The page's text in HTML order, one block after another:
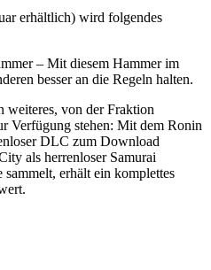
erhältlich) wird folgendes
– Mit diesem Hammer im
besser an die Regeln halten.
weiteres, von der Fraktion
Verfügung stehen: Mit dem Ronin
DLC zum Download
als herrenloser Samurai
erhält ein komplettes